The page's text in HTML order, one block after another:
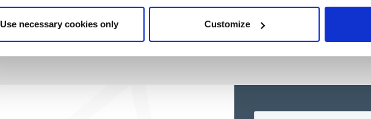
Use necessary cookies only Customize